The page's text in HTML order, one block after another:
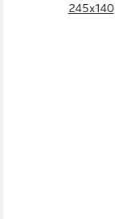
245x140